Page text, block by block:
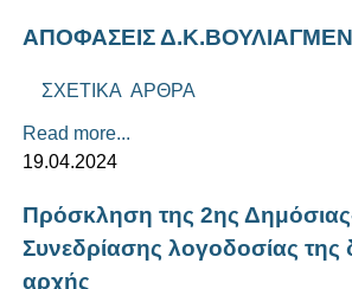
ΑΠΟΦΑΣΕΙΣ
ΣΧΕΤΙΚΑ ΑΡΘΡΑ
Read more...
19.04.2024
Πρόσκληση της 2ης
Συνεδρίασης λογοδοσίας της
αρχής